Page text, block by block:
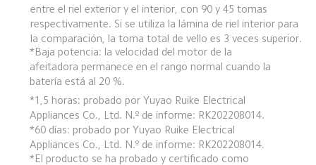
entre el riel exterior y el interior, con 90 y 45 tomas
respectivamente. Si se utiliza la lámina de riel interior para
la comparación, la toma total de vello es 3 veces superior.
*Baja potencia: la velocidad del motor de la
afeitadora permanece en el rango normal cuando la
batería está al 20 %.
*1,5 horas: probado por Yuyao Ruike Electrical
Appliances Co., Ltd. N.º de informe: RK202208014.
*60 días: probado por Yuyao Ruike Electrical
Appliances Co., Ltd. N.º de informe: RK202208014.
*El producto se ha probado y certificado como